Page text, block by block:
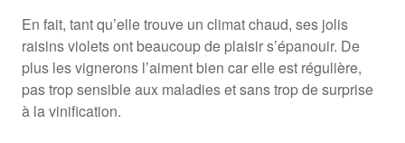
En fait, tant qu’elle trouve un climat chaud, ses jolis
raisins violets ont beaucoup de plaisir s’épanouir. De
plus les vignerons l’aiment bien car elle est régulière,
pas trop sensible aux maladies et sans trop de surprise
à la vinification.